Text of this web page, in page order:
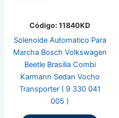
Código: 11840KD
Solenoide Automatico Para
Marcha Bosch Volkswagen
Beetle Brasilia Combi
Karmann Sedan Vocho
Transporter ( 9 330 041
005 )